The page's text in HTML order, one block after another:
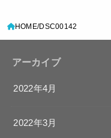
HOME DSC00142
アーカイブ
2022年4月
2022年3月